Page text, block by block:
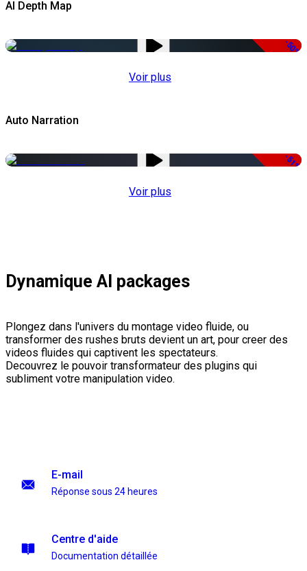
AI Depth Map
-50%
Voir plus
Auto Narration
-51%
Voir plus
Dynamique AI packages
Plongez dans l'univers du montage video fluide, ou
transformer des rushes bruts devient un art, pour creer des
videos fluides qui captivent les spectateurs.
Decouvrez le pouvoir transformateur des plugins qui
subliment votre manipulation video.
E-mail
Réponse sous 24 heures
Centre d'aide
Documentation détaillée